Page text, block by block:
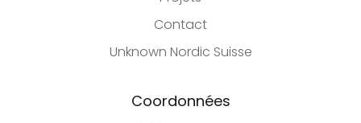
Contact
Unknown Nordic Suisse
Coordonnées